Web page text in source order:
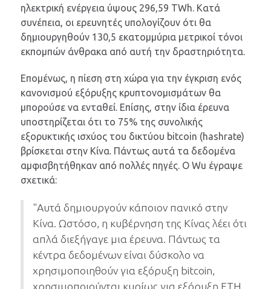
ηλεκτρική ενέργεια ύψους 296,59 TWh. Κατά
συνέπεια, οι ερευνητές υπολογίζουν ότι θα
δημιουργηθούν 130,5 εκατομμύρια μετρικοί τόνοι
εκπομπών άνθρακα από αυτή την δραστηριότητα.
Επομένως, η πίεση στη χώρα για την έγκριση ενός
κανονισμού εξόρυξης κρυπτονομισμάτων θα
μπορούσε να ενταθεί. Επίσης, στην ίδια έρευνα
υποστηρίζεται ότι το 75% της συνολικής
εξορυκτικής ισχύος του δικτύου bitcoin (hashrate)
βρίσκεται στην Κίνα. Πάντως αυτά τα δεδομένα
αμφισβητήθηκαν από πολλές πηγές. Ο Wu έγραψε
σχετικά:
"Αυτά δημιουργούν κάποιον πανικό στην
Κίνα. Ωστόσο, η κυβέρνηση της Κίνας λέει ότι
απλά διεξήγαγε μια έρευνα. Πάντως τα
κέντρα δεδομένων είναι δύσκολο να
χρησιμοποιηθούν για εξόρυξη bitcoin,
χρησιμοποιούνται κυρίως για εξόρυξη ETH